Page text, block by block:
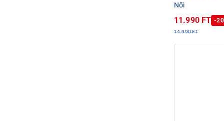
Női
11.990 FT -20
14.990 FT